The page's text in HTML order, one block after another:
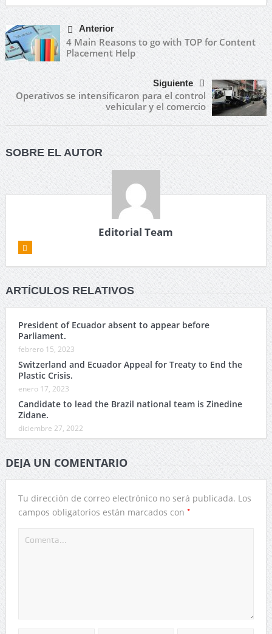
Anterior
4 Main Reasons to go with TOP for Content
Placement Help
Siguiente
Operativos se intensificaron para el control
vehicular y el comercio
SOBRE EL AUTOR
Editorial Team
ARTÍCULOS RELATIVOS
President of Ecuador absent to appear before
Parliament.
febrero 15, 2023
Switzerland and Ecuador Appeal for Treaty to End the
Plastic Crisis.
enero 17, 2023
Candidate to lead the Brazil national team is Zinedine
Zidane.
diciembre 27, 2022
DEJA UN COMENTARIO
Tu dirección de correo electrónico no será publicada. Los
campos obligatorios están marcados con *